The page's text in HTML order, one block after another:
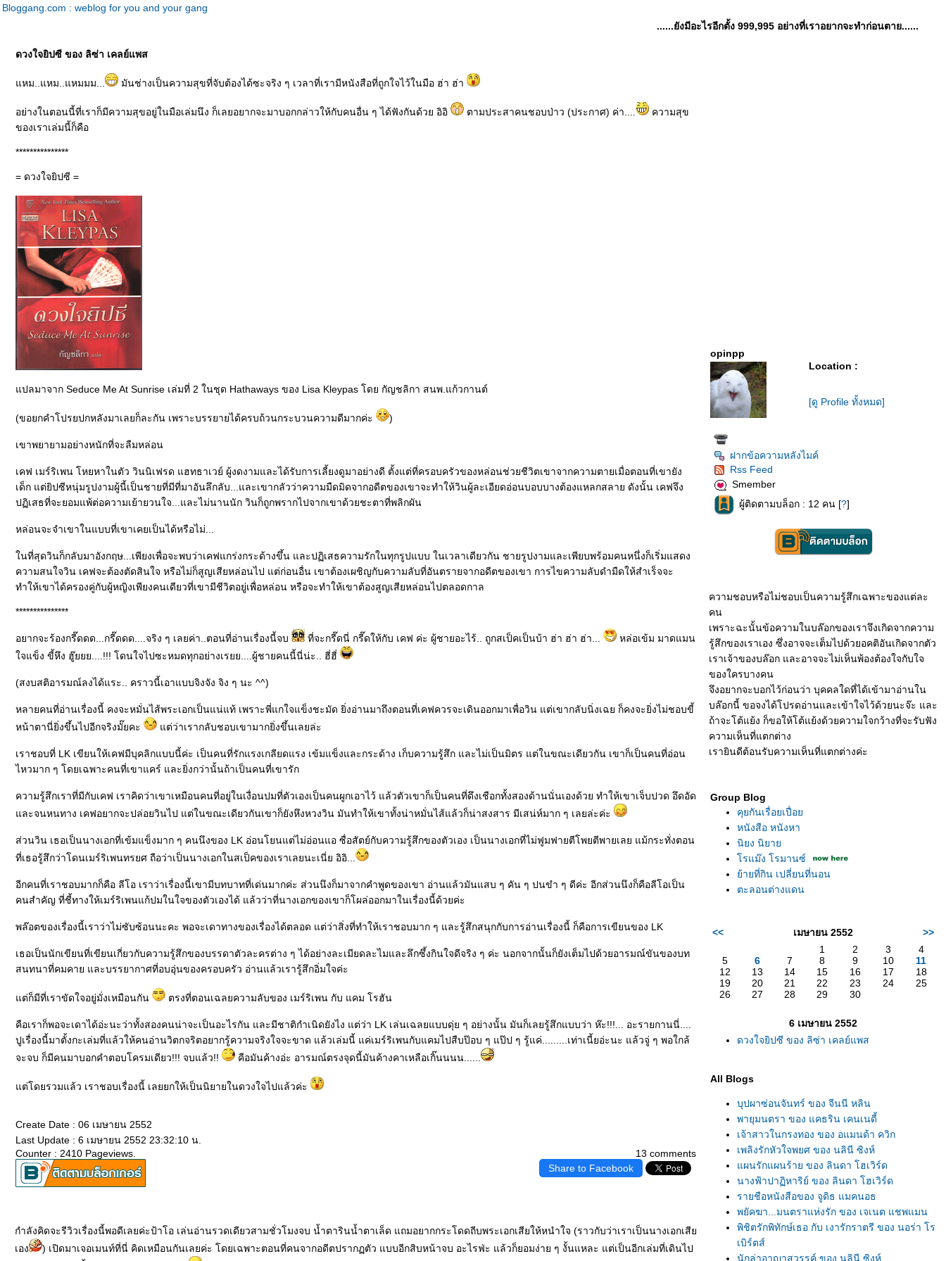
Bloggang.com : weblog for you and your gang
......ยังมีอะไรอีกตั้ง 999,995 อย่างที่เราอยากจะทำก่อนตาย......
ดวงใจยิปซี ของ ลิซ่า เคลย์แพส
หม..แหม..แหมมม... มันช่างเป็นความสุขที่จับต้องได้ซะจริง ๆ เวลาที่เรามีหนังสือที่ถูกใจไว้ในมือ ฮ่า ฮ่า
อย่างในตอนนี้ที่เราก็มีความสุขอยู่ในมือเล่มนึง ก็เลยอยากจะมาบอกกล่าวให้กับคนอื่น ๆ ได้ฟังกันด้วย อิอิ ตามประสาคนชอบป่าว (ประกาศ) ค่า....
ความสุข
ของเราเล่มนี้ก็คือ
***************
= ดวงใจยิปซี =
ปลมาจาก Seduce Me At Sunrise เล่มที่ 2 ในชุด Hathaways ของ Lisa Kleypas โดย กัญชลิกา สนพ.แก้วกานต์
(ขอยกคำโปรยปกหลังมาเลยก็ละกัน เพราะบรรยายได้ครบถ้วนกระบวนความดีมากค่ะ )
เขาพยายามอย่างหนักที่จะลืมหล่อน
เคฟ เมร์ริเพน โหยหาในตัว วินนิเฟรด แฮทธาเวย์ ผู้งดงามและได้รับการเลี้ยงดูมาอย่างดี ตั้งแต่ที่ครอบครัวของหล่อนช่วยชีวิตเขาจากความตายเมื่อตอนที่เขายัง
เด็ก แต่ยิปซีหนุ่มรูปงามผู้นี้เป็นชายที่มีที่มาอันลึกลับ...และเขากลัวว่าความมืดมิดจากอดีตของเขาจะทำให้วินผู้ละเอียดอ่อนบอบบางต้องแหลกสลาย ดังนั้น เคฟจึง
ปฏิเสธที่จะยอมแพ้ต่อความเย้ายวนใจ...และไม่นานนัก วินก็ถูกพรากไปจากเขาด้วยชะตาที่พลิกผัน
หล่อนจะจำเขาในแบบที่เขาเคยเป็นได้หรือไม่...
นที่สุดวินก็กลับมาอังกฤษ...เพียงเพื่อจะพบว่าเคฟแกร่งกระด้างขึ้น และปฏิเสธความรักในทุกรูปแบบ ในเวลาเดียวกัน ชายรูปงามและเพียบพร้อมคนหนึ่งก็เริ่มแสดง
ความสนใจวิน เคฟจะต้องตัดสินใจ หรือไม่ก็สูญเสียหล่อนไป แต่ก่อนอื่น เขาต้องเผชิญกับความลับที่อันตรายจากอดีตของเขา การไขความลับดำมืดให้สำเร็จจะ
ทำให้เขาได้ครองคู่กับผู้หญิงเพียงคนเดียวที่เขามีชีวิตอยู่เพื่อหล่อน หรือจะทำให้เขาต้องสูญเสียหล่อนไปตลอดกาล
***************
อยากจะร้องกรี๊ดดด...กรี๊ดดด....จริง ๆ เลยค่า..ตอนที่อ่านเรื่องนี้จบ ที่จะกรี๊ดนี่ กรี๊ดให้กับ เคฟ ค่ะ ผู้ชายอะไร้.. ถูกสเป็คเป็นบ้า ฮ่า ฮ่า ฮ่า...
หล่อเข้ม มาดแมน
จแข็ง ขี้หึง ฮู๊ยยย....!!! โดนใจไปซะหมดทุกอย่างเรยย....ผู้ชายคนนี้นี่น่ะ.. ฮี่ฮี่
(สงบสติอารมณ์ลงได้แระ.. คราวนี้เอาแบบจิงจัง จิง ๆ นะ ^^)
หลายคนที่อ่านเรื่องนี้ คงจะหมั่นไส้พระเอกเป็นแน่แท้ เพราะพี่แกใจแข็งชะมัด ยิ่งอ่านมาถึงตอนที่เคฟควรจะเดินออกมาเพื่อวิน แต่เขากลับนิ่งเฉย ก็คงจะยิ่งไม่ชอบขี้
หน้าตานี่ยิ่งขึ้นไปอีกจริงมั๊ยคะ
ต่ว่าเรากลับชอบเขามากยิ่งขึ้นเลยล่ะ
เราชอบที่ LK เขียนให้เคฟมีบุคลิกแบบนี้ค่ะ เป็นคนที่รักแรงเกลียดแรง เข้มแข็งและกระด้าง เก็บความรู้สึก และไม่เป็นมิตร แต่ในขณะเดียวกัน เขาก็เป็นคนที่อ่อน
ไหวมาก ๆ โดยเฉพาะคนที่เขาแคร์ และยิ่งกว่านั้นถ้าเป็นคนที่เขารัก
ความรู้สึกเราที่มีกับเคฟ เราคิดว่าเขาเหมือนคนที่อยู่ในเงื่อนปมที่ตัวเองเป็นคนผูกเอาไว้ แล้วตัวเขาก็เป็นคนที่ดึงเชือกทั้งสองด้านนั่นเองด้วย ทำให้เขาเจ็บปวด อึดอัด
ละจนหนทาง เคฟอยากจะปล่อยวินไป แต่ในขณะเดียวกันเขาก็ยังหึงหวงวิน มันทำให้เขาทั้งน่าหมั่นไส้แล้วก็น่าสงสาร มีเสน่ห์มาก ๆ เลยล่ะค่ะ
ส่วนวิน เธอเป็นนางเอกที่เข้มแข็งมาก ๆ คนนึงของ LK อ่อนโยนแต่ไม่อ่อนแอ ซื่อสัตย์กับความรู้สึกของตัวเอง เป็นนางเอกที่ไม่ฟูมฟายตีโพยตีพายเลย แม้กระทั่งตอน
ที่เธอรู้สึกว่าโดนเมร์ริเพนทรยศ ถือว่าเป็นนางเอกในสเป็คของเราเลยนะเนี่ย อิอิ...
อีกคนที่เราชอบมากก็คือ ลีโอ เราว่าเรื่องนี้เขามีบทบาทที่เด่นมากค่ะ ส่วนนึงก็มาจากคำพูดของเขา อ่านแล้วมันแสบ ๆ คัน ๆ ปนขำ ๆ ดีค่ะ อีกส่วนนึงก็คือลีโอเป็น
คนสำคัญ ที่ชี้ทางให้เมร์ริเพนแก้ปมในใจของตัวเองได้ แล้วว่าที่นางเอกของเขาก็โผล่ออกมาในเรื่องนี้ด้วยค่ะ
พล๊อตของเรื่องนี้เราว่าไม่ซับซ้อนนะคะ พอจะเดาทางของเรื่องได้ตลอด แต่ว่าสิ่งที่ทำให้เราชอบมาก ๆ และรู้สึกสนุกกับการอ่านเรื่องนี้ ก็คือการเขียนของ LK
เธอเป็นนักเขียนที่เขียนเกี่ยวกับความรู้สึกของบรรดาตัวละครต่าง ๆ ได้อย่างละเมียดละไมและลึกซึ้งกินใจดีจริง ๆ ค่ะ นอกจากนั้นก็ยังเต็มไปด้วยอารมณ์ขันของบท
สนทนาที่คมคาย และบรรยากาศที่อบอุ่นของครอบครัว อ่านแล้วเรารู้สึกอิ่มใจค่ะ
ต่ก็มีที่เราขัดใจอยู่มั่งเหมือนกัน ตรงที่ตอนเฉลยความลับของ เมร์ริเพน กับ แคม โรฮัน
คือเราก็พอจะเดาได้อ่ะนะว่าทั้งสองคนน่าจะเป็นอะไรกัน และมีชาติกำเนิดยังไง แต่ว่า LK เล่นเฉลยแบบดุ่ย ๆ อย่างนั้น มันก็เลยรู้สึกแบบว่า ห๊ะ!!!... อะรายกานนี่....
ปูเรื่องนี้มาตั้งกะเล่มที่แล้วให้คนอ่านวิตกจริตอยากรู้ความจริงใจจะขาด แล้วเล่มนี้ แค่เมร์ริเพนกับแคมไปสืบป๊อบ ๆ แป๊ป ๆ รู้แค่.........เท่าเนี้ยอ่ะนะ แล้วจู่ ๆ พอใกล้
จะจบ ก็มีคนมาบอกคำตอบโครมเดียว!!! จบแล้ว!!
คือมันค้างอ่ะ อารมณ์ตรงจุดนี้มันค้างคาเหลือเกิ๊นนนน......
ต่โดยรวมแล้ว เราชอบเรื่องนี้ เลยยกให้เป็นนิยายในดวงใจไปแล้วค่ะ
Create Date : 06 เมษายน 2552
Last Update : 6 เมษายน 2552 23:32:10 น.
13 comments
Counter : 2410 Pageviews.
Share to Facebook
กำลังคิดจะรีวิวเรื่องนี้พอดีเลยค่ะป้าโอ เล่นอ่านรวดเดียวสามชั่วโมงจบ น้ำตารินน้ำตาเล็ด แถมอยากกระโดดถีบพระเอกเสียให้หนำใจ (ราวกับว่าเราเป็นนางเอกเสี
เอง
) เปิดมาเจอเมนท์ที่นี่ คิดเหมือนกันเลยค่ะ โดยเฉพาะตอนที่คนจากอดีตปรากฏตัว แบบอีกสิบหน้าจบ อะไรฟ่ะ แล้วก็ยอมง่าย ๆ งั้นแหละ แต่เป็นอีกเล่มที่เดินไป
opinpp
Location :
[ดู Profile ทั้งหมด]
ฝากข้อความหลังไมค์
Rss Feed
Smember
ผู้ติดตามบล็อก : 12 คน [?]
ความชอบหรือไม่ชอบเป็นความรู้สึกเฉพาะของแต่ละ
คน
เพราะฉะนั้นข้อความในบล๊อกของเราจึงเกิดจากความ
รู้สึกของเราเอง ซึ่งอาจจะเต็มไปด้วยอคติอันเกิดจากตัว
เราเจ้าของบล๊อก และอาจจะไม่เห็นพ้องต้องใจกับใจ
ของใครบางคน
จึงอยากจะบอกไว้ก่อนว่า บุคคลใดที่ได้เข้ามาอ่านใน
บล๊อกนี้ ขอจงได้โปรดอ่านและเข้าใจไว้ด้วยนะจ๊ะ และ
ถ้าจะโต้แย้ง ก็ขอให้โต้แย้งด้วยความใจกว้างที่จะรับฟัง
ความเห็นที่แตกต่าง
เรายินดีต้อนรับความเห็นที่แตกต่างค่ะ
Group Blog
คุยกันเรื่อยเปื่อ
หนังสือ หนังหา
นิยง นิยา
รแม๊ง โรมานซ์
้ายที่กิน เปลี่ยนที่นอน
ตะลอนต่างแดน
<< เมษายน 2552
>>
1
2 3
4
5
6 7 8 9 10
11
12
13 14 15 16 17
18
19
20 21 22 23 24
25
26
27 28 29 30
6 เมษายน 2552
ดวงใจยิปซี ของ ลิซ่า เคลย์แพส
All Blogs
บุปผาซ่อนจันทร์ ของ จีนนี หลิน
พายุมนตรา ของ แคธริน เคนเนดี้
เจ้าสาวในกรงทอง ของ อแมนด้า ควิก
เพลิงรักหัวใจพยศ ของ นลินี ซิงห์
ผนรักแผนร้าย ของ ลินดา โฮเวิร์ด
นางฟ้าปาฏิหาริย์ ของ ลินดา โฮเวิร์ด
รายชือหนังสือของ จูดิธ แมคนอธ
พยัคฆา...มนตราแห่งรัก ของ เจเนต แชพแมน
พิชิตรักพิทักษ์เธอ กับ เงารักราตรี ของ นอร่า โร
เบิร์ตส์
นักล่าอาญาสวรรค์ ของ นลินี ซิงห์